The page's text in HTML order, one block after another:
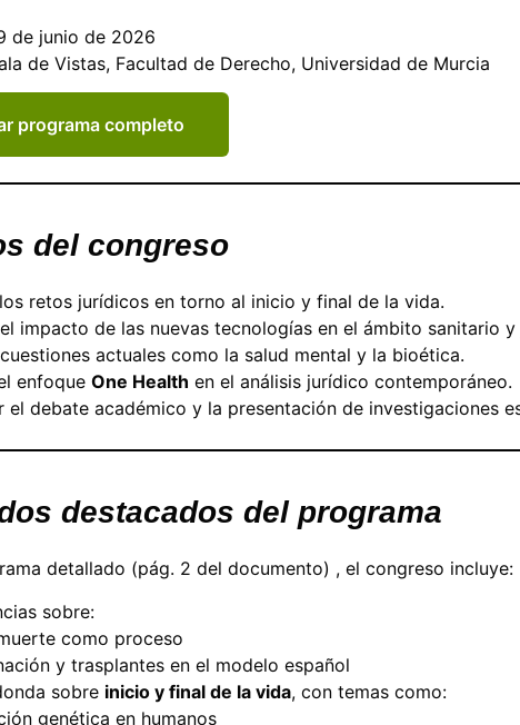
de junio de 2026
de Vistas, Facultad de Derecho, Universidad de Murcia
programa completo
del congreso
retos jurídicos en torno al inicio y final de la vida.
impacto de las nuevas tecnologías en el ámbito sanitario
actuales como la salud mental y la bioética.
enfoque One Health en el análisis jurídico contemporáneo.
el debate académico y la presentación de investigaciones
destacados del programa
detallado (pág. 2 del documento) , el congreso incluye:
sobre:
como proceso
y trasplantes en el modelo español
sobre inicio y final de la vida, con temas como:
genética en humanos